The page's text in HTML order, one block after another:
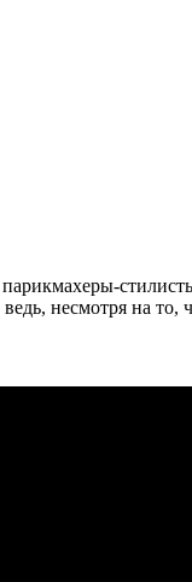
несмотря на